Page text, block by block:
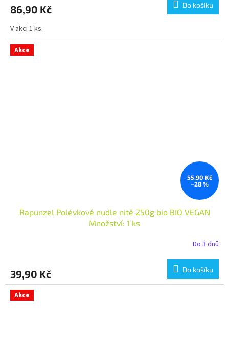
86,90 Kč Do košíku
V akci 1 ks.
Akce
55,90 Kč
–28 %
Rapunzel Polévkové nudle nitě 250g bio BIO VEGAN
Množství: 1 ks
Do 3 dnů
39,90 Kč Do košíku
Akce